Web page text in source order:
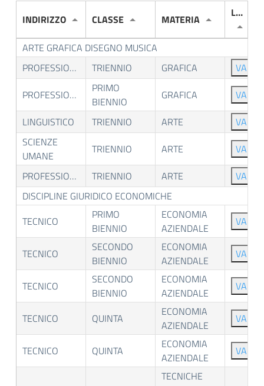
INDIRIZZO CLASSE MATERIA LINK
ARTE GRAFICA DISEGNO MUSICA
PROFESSIONALE
TRIENNIO GRAFICA
VAI
PROFESSIONALE
PRIMO
BIENNIO
GRAFICA
VAI
LINGUISTICO
TRIENNIO ARTE
VAI
SCIENZE
UMANE
TRIENNIO ARTE
VAI
PROFESSIONALE
TRIENNIO ARTE
VAI
DISCIPLINE GIURIDICO ECONOMICHE
TECNICO
PRIMO
BIENNIO
ECONOMIA
AZIENDALE
VAI
TECNICO
SECONDO
BIENNIO
ECONOMIA
AZIENDALE
VAI
TECNICO
SECONDO
BIENNIO
ECONOMIA
AZIENDALE
VAI
TECNICO QUINTA
ECONOMIA
AZIENDALE
VAI
TECNICO QUINTA
ECONOMIA
AZIENDALE
VAI
TECNICHE